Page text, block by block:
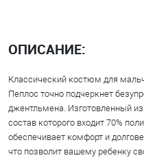
ОПИСАНИЕ:
Классический костюм для
Пеплос точно подчеркнет
джентльмена. Изготовленный
состав которого входит 70%
обеспечивает комфорт и
что позволит вашему ребенку